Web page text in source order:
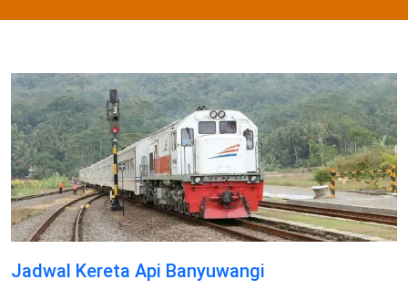
Jadwal Kereta Api Banyuwangi